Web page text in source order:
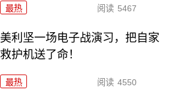
最热 阅读 5467
美利坚一场电子战演习，把自家
救护机送了命！
最热 阅读 4550